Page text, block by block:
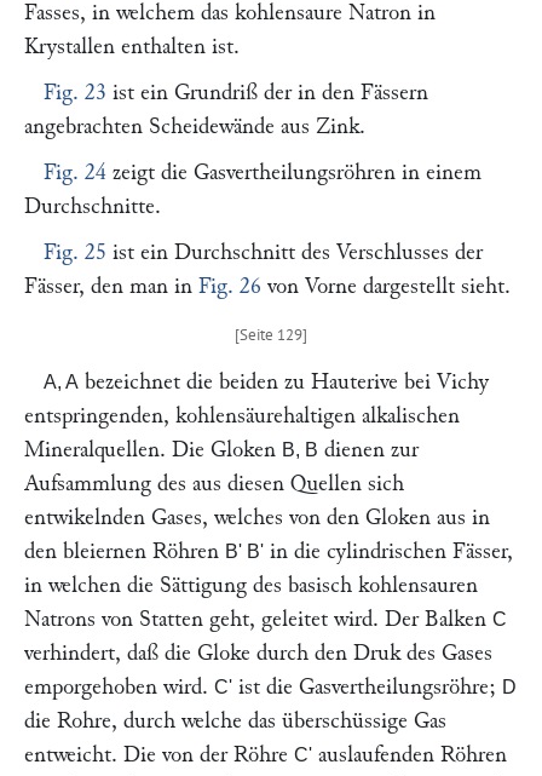
Fasses, in welchem das kohlensaure Natron in
Krystallen enthalten ist.
Fig. 23 ist ein Grundriß der in den Fässern
angebrachten Scheidewände aus Zink.
Fig. 24 zeigt die Gasvertheilungsröhren in einem
Durchschnitte.
Fig. 25 ist ein Durchschnitt des Verschlusses der
Fässer, den man in Fig. 26 von Vorne dargestellt sieht.
A, A bezeichnet die beiden zu Hauterive bei Vichy
entspringenden, kohlensäurehaltigen alkalischen
Mineralquellen. Die Gloken B, B dienen zur
Aufsammlung des aus diesen Quellen sich
entwikelnden Gases, welches von den Gloken aus in
den bleiernen Röhren B' B' in die cylindrischen Fässer,
in welchen die Sättigung des basisch kohlensauren
Natrons von Statten geht, geleitet wird. Der Balken C
verhindert, daß die Gloke durch den Druk des Gases
emporgehoben wird. C' ist die Gasvertheilungsröhre; D
die Rohre, durch welche das überschüssige Gas
entweicht. Die von der Röhre C' auslaufenden Röhren